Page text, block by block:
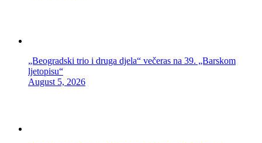
„Beogradski trio i druga djela“ večeras na 39. „Barskom
ljetopisu“
August 5, 2026